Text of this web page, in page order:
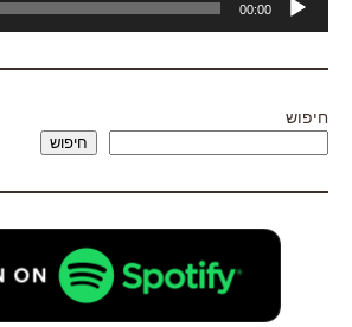
אודיו
00:00
חיפוש
חיפוש